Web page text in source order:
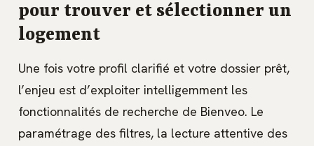
pour trouver et sélectionner un
logement
Une fois votre profil clarifié et votre dossier prêt,
l’enjeu est d’exploiter intelligemment les
fonctionnalités de recherche de Bienveo. Le
paramétrage des filtres, la lecture attentive des